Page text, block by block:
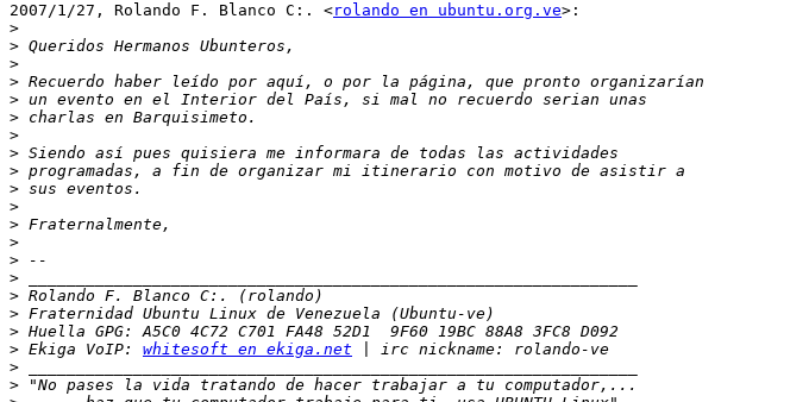
2007/1/27, Rolando F. Blanco C:. <rolando en ubuntu.org.ve>:
>
>
>
>
>
>
>
>
>
>
>
>
>
>
>
>
>
>
> Ekiga VoIP: whitesoft en ekiga.net
>
>